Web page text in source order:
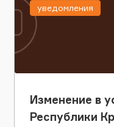
Изменение в
Республики
уведомления